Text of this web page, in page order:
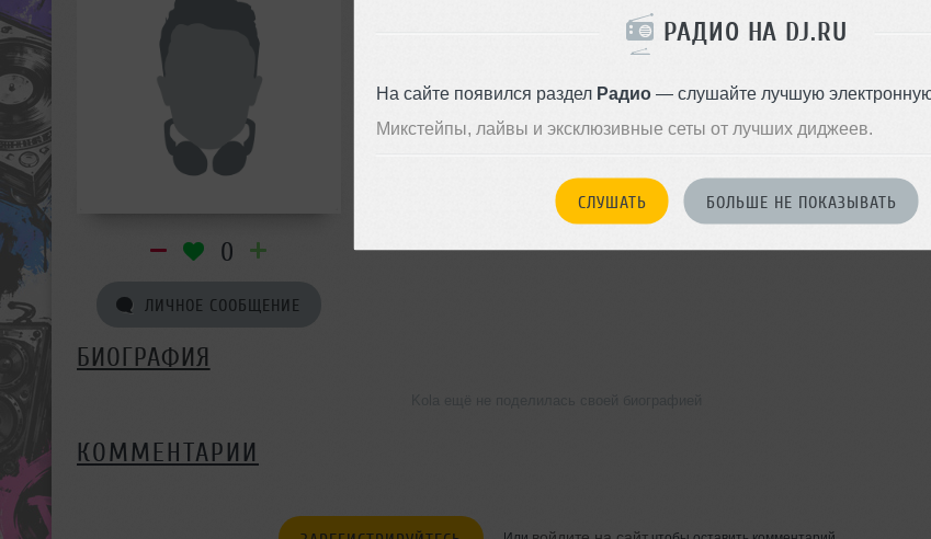
РАДИО НА DJ.RU
На сайте появился раздел Радио— слушайте лучшую
Микстейпы, лайвы и эксклюзивные сеты от лучших диджеев.
СЛУШАТЬ БОЛЬШЕ НЕ ПОКАЗЫВАТЬ
0
ЛИЧНОЕ СООБЩЕНИЕ
БИОГРАФИЯ
КОММЕНТАРИИ